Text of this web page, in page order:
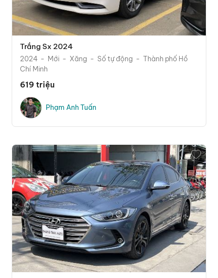
Trắng Sx 2024
2024 Mới Xăng Số tự động
Thành phố Hồ
Chí Minh
619 triệu
Phạm Anh Tuấn